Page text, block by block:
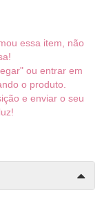
essa item, não
ou entrar em
o produto.
e enviar o seu